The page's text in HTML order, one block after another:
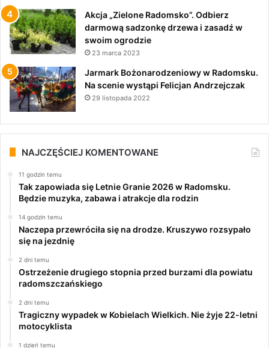
Akcja „Zielone Radomsko”. Odbierz
darmową sadzonkę drzewa i zasadź w
swoim ogrodzie
23 marca 2023
Jarmark Bożonarodzeniowy w Radomsku.
Na scenie wystąpi Felicjan Andrzejczak
29 listopada 2022
NAJCZĘŚCIEJ KOMENTOWANE
11 godzin temu
Tak zapowiada się Letnie Granie 2026 w Radomsku.
Będzie muzyka, zabawa i atrakcje dla rodzin
14 godzin temu
Naczepa przewróciła się na drodze. Kruszywo rozsypało
się na jezdnię
2 dni temu
Ostrzeżenie drugiego stopnia przed burzami dla powiatu
radomszczańskiego
2 dni temu
Tragiczny wypadek w Kobielach Wielkich. Nie żyje 22-letni
motocyklista
1 dzień temu